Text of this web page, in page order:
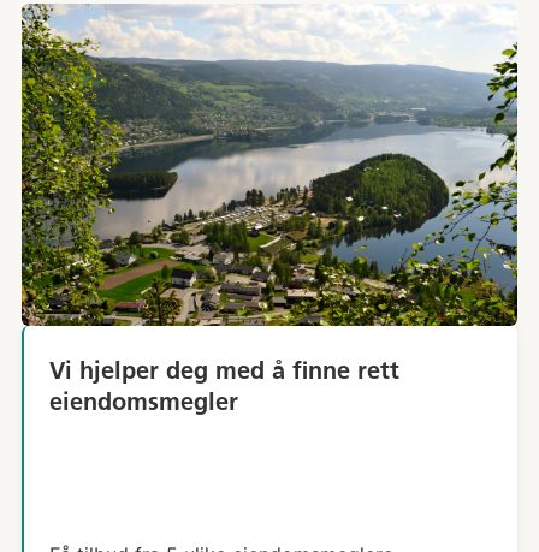
Vi hjelper deg med å finne rett
eiendomsmegler